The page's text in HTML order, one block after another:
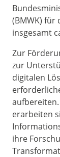
(BMWK) für
insgesamt
Zur
zur
digitalen
erarbeiten
ihre